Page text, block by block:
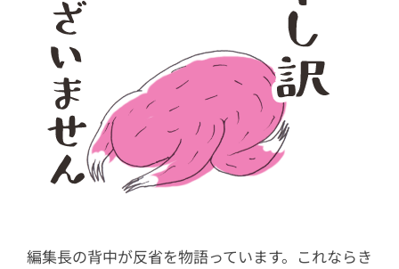
編集長の背中が反省を物語っています。これならき